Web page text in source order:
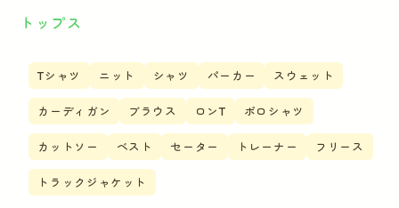
トップス
Tシャツ ニット シャツ パーカー スウェット
カーディガン ブラウス ロンT ポロシャツ
カットソー ベスト セーター トレーナー フリース
トラックジャケット